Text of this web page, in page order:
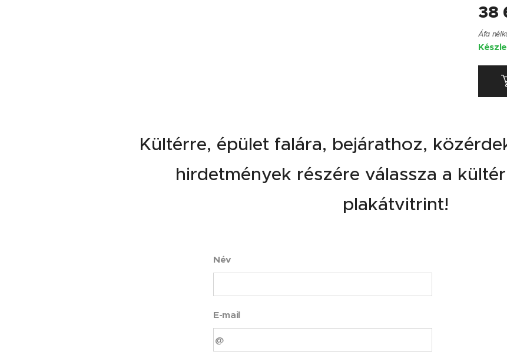
38
Áfa
Kültérre, épület falára, bejárathoz,
hirdetmények részére válassza a
plakátvitrint!
Név
E-mail